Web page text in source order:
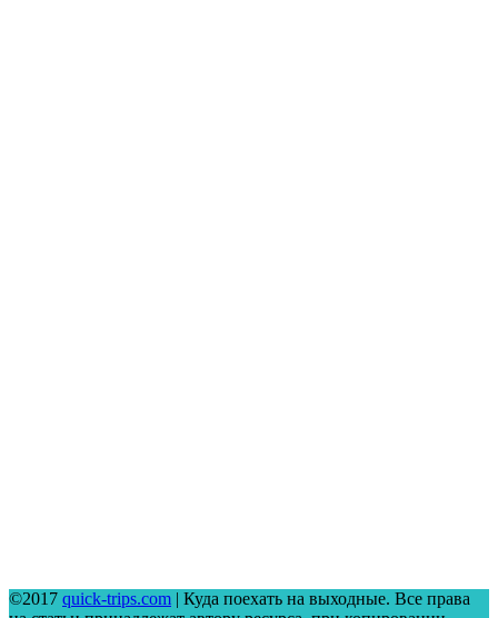
©2017 quick-trips.com | Куда поехать на выходные. Все права